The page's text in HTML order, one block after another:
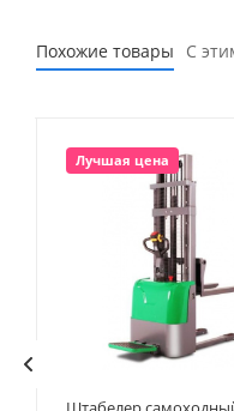
Похожие товары С
Лучшая цена